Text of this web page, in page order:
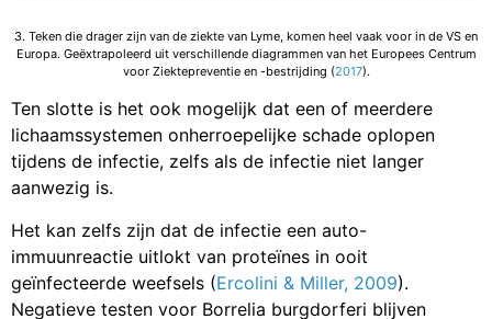
3. Teken die drager zijn van de ziekte van Lyme, komen heel vaak voor in de VS en
Europa. Geëxtrapoleerd uit verschillende diagrammen van het Europees Centrum
voor Ziektepreventie en -bestrijding (2017).
Ten slotte is het ook mogelijk dat een of meerdere
lichaamssystemen onherroepelijke schade oplopen
tijdens de infectie, zelfs als de infectie niet langer
aanwezig is.
Het kan zelfs zijn dat de infectie een auto-
immuunreactie uitlokt van proteïnes in ooit
geïnfecteerde weefsels (Ercolini & Miller, 2009).
Negatieve testen voor Borrelia burgdorferi blijven